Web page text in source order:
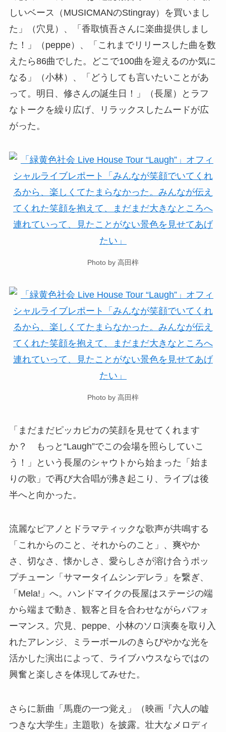
しいベース（MUSICMANのStingray）を買いまし
た」（穴見）、「香取慎吾さんに楽曲提供しまし
た！」（peppe）、「これまでリリースした曲を数
えたら86曲でした。どこで100曲を迎えるのか気に
なる」（小林）、「どうしても言いたいことがあ
って。明日、修さんの誕生日！」（長屋）とラフ
なトークを繰り広げ、リラックスしたムードが広
がった。
Photo by 高田梓
Photo by 高田梓
「まだまだピッカピカの笑顔を見せてくれます
か？ もっと“Laugh”でこの会場を照らしていこ
う！」という長屋のシャウトから始まった「始ま
りの歌」で再び大合唱が沸き起こり、ライブは後
半へと向かった。
流麗なピアノとドラマティックな歌声が共鳴する
「これからのこと、それからのこと」、爽やか
さ、切なさ、懐かしさ、愛らしさが溶け合うポッ
プチューン「サマータイムシンデレラ」を繋ぎ、
「Mela!」へ。ハンドマイクの長屋はステージの端
から端まで動き、観客と目を合わせながらパフォ
ーマンス。穴見、peppe、小林のソロ演奏を取り入
れたアレンジ、ミラーボールのきらびやかな光を
活かした演出によって、ライブハウスならではの
興奮と楽しさを体現してみせた。
さらに新曲「馬鹿の一つ覚え」（映画『六人の嘘
つきな大学生』主題歌）を披露。壮大なメロディ